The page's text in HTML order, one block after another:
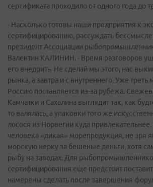
сертификата проходило от одного года до
- Насколько готовы наши предприятия к
сертифицированию, рассуждать
президент Ассоциации
Валентин КАЛИНИН. - Время разговоров
его внедрить. Не сделай мы этого, нас
рынка, а завтра и с внутреннего. Уже треть
Россию поставляется из-за рубежа.
Камчатки и Сахалина выглядит так, как
то валялась, а упаковки того же
лосося из Норвегии куда
человека «дикая» морепродукция, не зря
морскую нерку за бешеные деньги, хотя
рыбу на заводах. Для
сертифицирования еще предстоит
намерены сделать после завершения